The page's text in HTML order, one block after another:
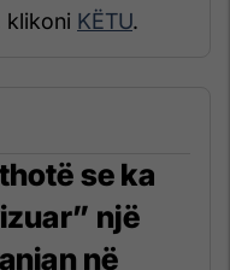
klikoni KËTU.
se ka
një
në